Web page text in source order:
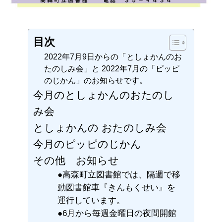
目次
2022年7月9日からの「としょかんのお
たのしみ会」と 2022年7月の「ピッピ
のじかん」のお知らせです。
今月のとしょかんのおたのし
み会
としょかんの おたのしみ会
今月のピッピのじかん
その他 お知らせ
●高森町立図書館では、隔週で移
動図書館車『きんもくせい』を
運行しています。
●6月から毎週金曜日の夜間開館